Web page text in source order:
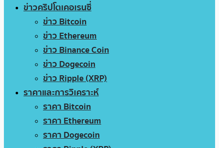
ข่าวคริปโตเคอเรนซี่
ข่าว Bitcoin
ข่าว Ethereum
ข่าว Binance Coin
ข่าว Dogecoin
ข่าว Ripple (XRP)
ราคาและการวิเคราะห์
ราคา Bitcoin
ราคา Ethereum
ราคา Dogecoin